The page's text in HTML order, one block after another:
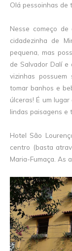
Olá pessoinhas de
Nesse começo
cidadezinha de
pequena, mas
de Salvador Dalí e
vizinhas
tomar banhos e
úlceras! É um
lindas paisagens e
Hotel São
centro (basta
Maria-Fumaça. As